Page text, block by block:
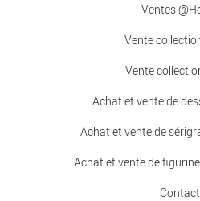
Ventes
Vente
Vente
Achat et vente de
Achat et vente de
Achat et vente de
Contact